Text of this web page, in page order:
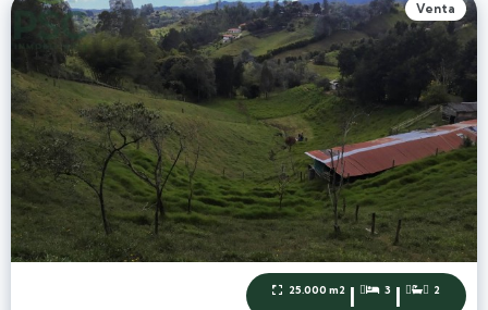
Venta
 25.000 m2 |  3 |  2